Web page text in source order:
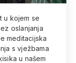
u kojem se
oslanjanja
meditacijska
s vježbama
u našem